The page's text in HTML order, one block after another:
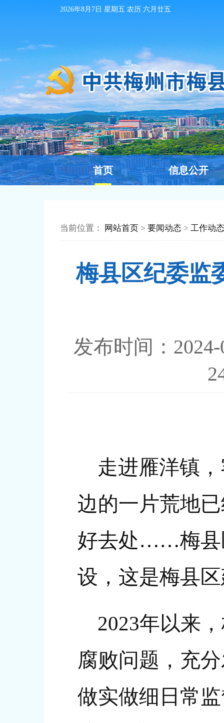
2026年8月7日 星期五 农历 六月廿五
首页 信息公开
当前位置： 网站首页 > 要闻动态 > 工作动态
梅县区纪委监
发布时间：
走进雁洋镇
边的一片荒地
好去处……梅县
设，这是梅县
2023年以来
腐败问题，充
做实做细日常